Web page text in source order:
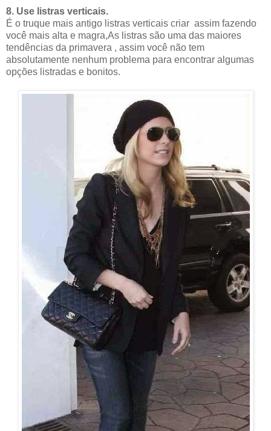
8. Use listras verticais.
É o truque mais antigo listras verticais criar assim fazendo
você mais alta e magra,As listras são uma das maiores
tendências da primavera , assim você não tem
absolutamente nenhum problema para encontrar algumas
opções listradas e bonitos.